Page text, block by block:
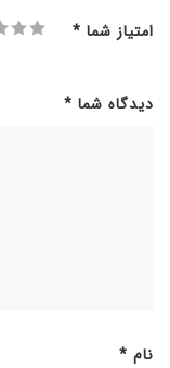
امتیاز شما *
دیدگاه شما *
نام *